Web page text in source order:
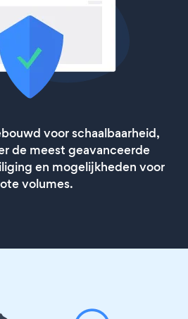
voor schaalbaarheid,
de meest geavanceerde
en mogelijkheden voor
volumes.